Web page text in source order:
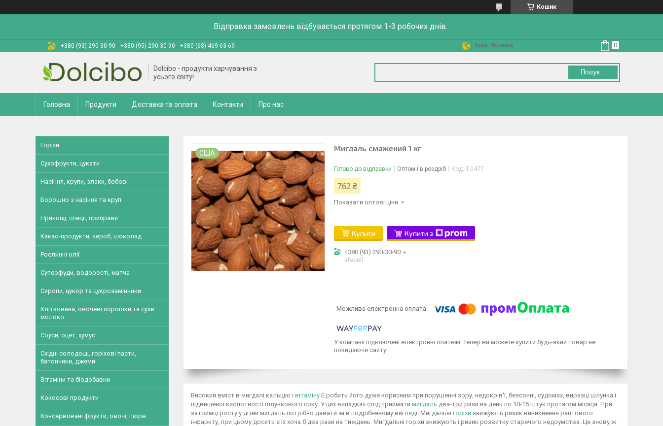
Кошик
Відправка замовлень відбувається протягом 1-3 робочих днів.
+380 (93) 290-30-90 +380 (95) 290-30-90 +380 (68) 469-63-69 Київ, Україна
Dolcibo - продукти харчування з
усього світу!
Пошук...
Головна Продукти Доставка та оплата Контакти Про нас
США
Мигдаль смажений 1 кг
Готово до відправки Оптом і в роздріб Код: T-0477
762 ₴
Показати оптові ціни
Купити Купити з
+380 (93) 290-30-90
lifecell
У компанії підключені електронні платежі. Тепер ви можете купити будь-який товар не
покидаючи сайту.
Високий вміст в мигдалі кальцію і вітаміну Е робить його дуже корисним при порушенні зору, недокрів'ї, безсонні, судомах, виразці шлунка і
підвищеної кислотності шлункового соку. У цих випадках слід приймати мигдаль два-три рази на день по 10-15 штук протягом місяця. При
затримці росту у дітей мигдаль потрібно давати їм в подрібненому вигляді. Мигдальні горіхи знижують ризик виникнення раптового
інфаркту, при цьому досить є їх хоча б два рази на тиждень. Мигдальні горіхи знижують і ризик розвитку старечого недоумства. Це знову ж
Горіхи
Сухофрукти, цукати
Насіння, крупи, злаки, бобові
Борошно з насіння та круп
Прянощі, спеції, приправи
Какао-продукти, кероб, шоколад
Рослинні олії
Суперфуди, водорості, матча
Сиропи, цукор та цукрозамінники
Клітковина, овочеві порошки та сухе
молоко
Соуси, оцет, хумус
Східні солодощі, горіхові пасти,
батончики, джеми
Вітаміни та біодобавки
Кокосові продукти
Консервовані фрукти, овочі, пюре